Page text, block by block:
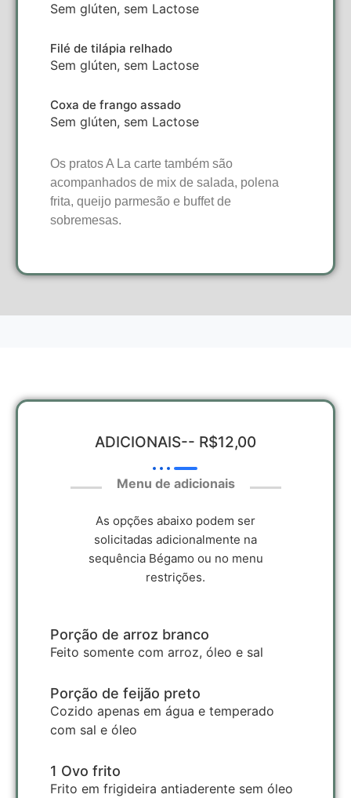
Sem glúten, sem Lactose
Filé de tilápia relhado
Sem glúten, sem Lactose
Coxa de frango assado
Sem glúten, sem Lactose
Os pratos A La carte também são
acompanhados de mix de salada, polena
frita, queijo parmesão e buffet de
sobremesas.
ADICIONAIS-- R$12,00
Menu de adicionais
As opções abaixo podem ser
solicitadas adicionalmente na
sequência Bégamo ou no menu
restrições.
Porção de arroz branco
Feito somente com arroz, óleo e sal
Porção de feijão preto
Cozido apenas em água e temperado
com sal e óleo
1 Ovo frito
Frito em frigideira antiaderente sem óleo